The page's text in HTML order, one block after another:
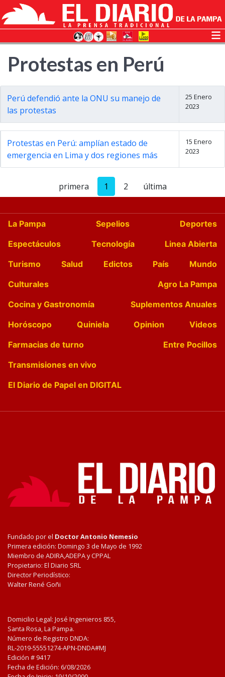
Protestas en Perú
Perú defendió ante la ONU su manejo de
las protestas
25 Enero
2023
Protestas en Perú: amplían estado de
emergencia en Lima y dos regiones más
15 Enero
2023
primera 1 2 última
La Pampa Sepelios
Deportes
Espectáculos
Tecnología
Linea Abierta
Turismo
Salud Edictos País
Mundo
Culturales
Agro La Pampa
Cocina y Gastronomía
Suplementos Anuales
Horóscopo
Quiniela Opinion
Videos
Farmacias de turno
Entre Pocillos
Transmisiones en vivo
El Diario de Papel en DIGITAL
Fundado por el Doctor Antonio Nemesio
Primera edición: Domingo 3 de Mayo de 1992
Miembro de ADIRA,ADEPA y CPPAL
Propietario: El Diario SRL
Director Periodístico:
Walter René Goñi
Domicilio Legal: José Ingenieros 855,
Santa Rosa, La Pampa.
Número de Registro DNDA:
RL-2019-55551274-APN-DNDA#MJ
Edición # 9417
Fecha de Edición: 6/08/2026